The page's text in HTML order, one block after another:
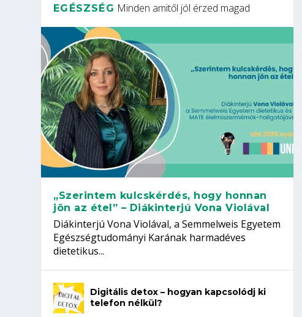
EGÉSZSÉG Minden amitől jól érzed magad
„Szerintem kulcskérdés, hogy honnan
jön az étel” – Diákinterjú Vona Violával
Diákinterjú Vona Violával, a Semmelweis Egyetem
Egészségtudományi Karának harmadéves
dietetikus...
Digitális detox – hogyan kapcsolódj ki
telefon nélkül?